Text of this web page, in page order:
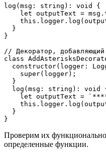
log(msg: string): void {
let outputText =
  }
}
// Декоратор,
class
constructor(logger:
    super(logger);
  }
log(msg: string): void
let outputText =
  }
}
Проверим их
определенные функции.